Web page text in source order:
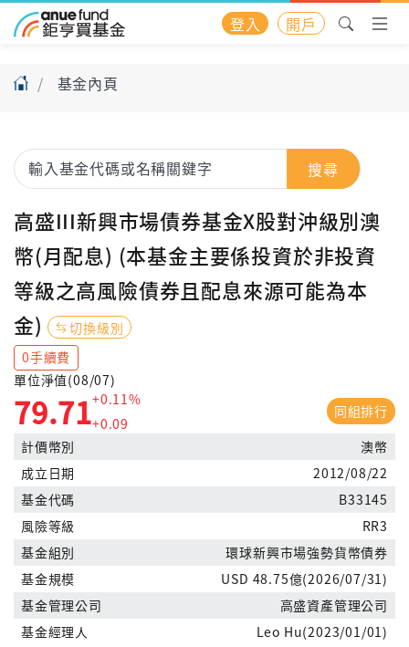
登入 開戶
基金內頁
搜尋
高盛III新興市場債券基金X股對沖級別澳
幣(月配息) (本基金主要係投資於非投資
等級之高風險債券且配息來源可能為本
金)
切換級別
0手續費
單位淨值(08/07)
79.71+0.11%
+0.09
同組排行
計價幣別
澳幣
成立日期
2012/08/22
基金代碼
B33145
風險等級
RR3
基金組別
環球新興市場強勢貨幣債券
基金規模
USD 48.75億(2026/07/31)
基金管理公司
高盛資產管理公司
基金經理人
Leo Hu(2023/01/01)